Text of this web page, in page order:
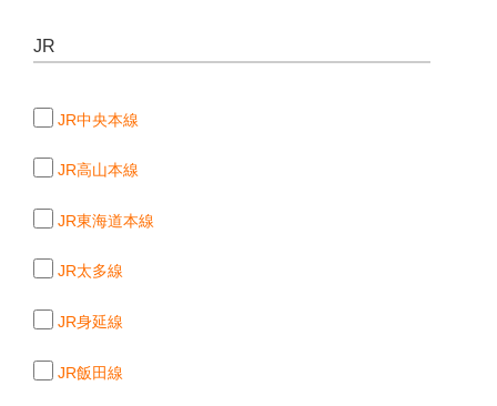
JR
JR中央本線
JR高山本線
JR東海道本線
JR太多線
JR身延線
JR飯田線